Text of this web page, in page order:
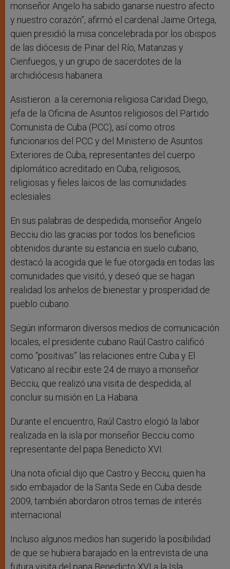
monseñor Angelo ha sabido ganarse nuestro afecto
y nuestro corazón”, afirmó el cardenal Jaime Ortega,
quien presidió la misa concelebrada por los obispos
de las diócesis de Pinar del Río, Matanzas y
Cienfuegos, y un grupo de sacerdotes de la
archidiócesis habanera.
Asistieron a la ceremonia religiosa Caridad Diego,
jefa de la Oficina de Asuntos religiosos del Partido
Comunista de Cuba (PCC), así como otros
funcionarios del PCC y del Ministerio de Asuntos
Exteriores de Cuba, representantes del cuerpo
diplomático acreditado en Cuba, religiosos,
religiosas y fieles laicos de las comunidades
eclesiales.
En sus palabras de despedida, monseñor Angelo
Becciu dio las gracias por todos los beneficios
obtenidos durante su estancia en suelo cubano,
destacó la acogida que le fue otorgada en todas las
comunidades que visitó, y deseó que se hagan
realidad los anhelos de bienestar y prosperidad de
pueblo cubano.
Según informaron diversos medios de comunicación
locales, el presidente cubano Raúl Castro calificó
como “positivas” las relaciones entre Cuba y El
Vaticano al recibir este 24 de mayo a monseñor
Becciu, que realizó una visita de despedida, al
concluir su misión en La Habana.
Durante el encuentro, Raúl Castro elogió la labor
realizada en la isla por monseñor Becciu como
representante del papa Benedicto XVI.
Una nota oficial dijo que Castro y Becciu, quien ha
sido embajador de la Santa Sede en Cuba desde
2009, también abordaron otros temas de interés
internacional.
Incluso algunos medios han sugerido la posibilidad
de que se hubiera barajado en la entrevista de una
futura visita del papa Benedicto XVI a la Isla,